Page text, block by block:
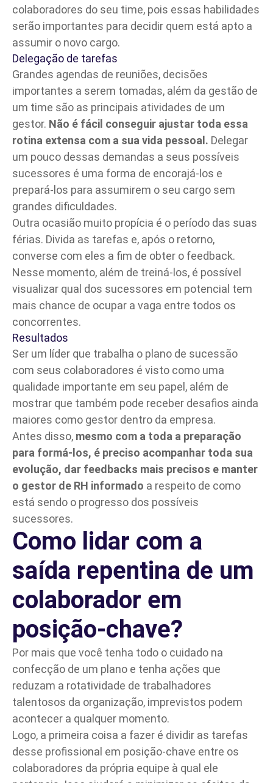
colaboradores do seu time, pois essas habilidades
serão importantes para decidir quem está apto a
assumir o novo cargo.
Delegação de tarefas
Grandes agendas de reuniões, decisões
importantes a serem tomadas, além da gestão de
um time são as principais atividades de um
gestor. Não é fácil conseguir ajustar toda essa
rotina extensa com a sua vida pessoal. Delegar
um pouco dessas demandas a seus possíveis
sucessores é uma forma de encorajá-los e
prepará-los para assumirem o seu cargo sem
grandes dificuldades.
Outra ocasião muito propícia é o período das suas
férias. Divida as tarefas e, após o retorno,
converse com eles a fim de obter o feedback.
Nesse momento, além de treiná-los, é possível
visualizar qual dos sucessores em potencial tem
mais chance de ocupar a vaga entre todos os
concorrentes.
Resultados
Ser um líder que trabalha o plano de sucessão
com seus colaboradores é visto como uma
qualidade importante em seu papel, além de
mostrar que também pode receber desafios ainda
maiores como gestor dentro da empresa.
Antes disso, mesmo com a toda a preparação
para formá-los, é preciso acompanhar toda sua
evolução, dar feedbacks mais precisos e manter
o gestor de RH informado a respeito de como
está sendo o progresso dos possíveis
sucessores.
Como lidar com a
saída repentina de um
colaborador em
posição-chave?
Por mais que você tenha todo o cuidado na
confecção de um plano e tenha ações que
reduzam a rotatividade de trabalhadores
talentosos da organização, imprevistos podem
acontecer a qualquer momento.
Logo, a primeira coisa a fazer é dividir as tarefas
desse profissional em posição-chave entre os
colaboradores da própria equipe à qual ele